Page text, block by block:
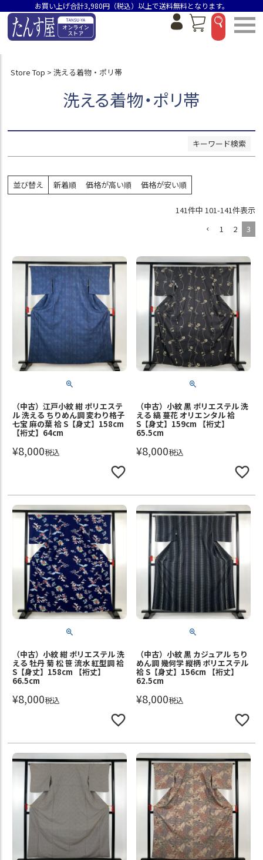
お買い上げ合計3,980円（税込）以上で送料無料となります。
Store Top 洗える着物・ポリ帯
洗える着物・ポリ帯
キーワード検索
並び順
価格が高い順
並び替え 新着順 価格が高い順 価格が安い順
141件中 101-141件表示
1
2 3
（中古）江戸小紋 紺 ポリエステ
ル 洗える ちりめん調 変わり格子
七宝 麻の葉 袷 S【身丈】158cm
【裄丈】64cm
¥8,000税込
（中古）小紋 黒 ポリエステル 洗
える 縞 蔓花 オリエンタル 袷
S【身丈】159cm 【裄丈】
65.5cm
¥8,000税込
（中古）小紋 紺 ポリエステル 洗
える 牡丹 菊 松 笹 流水 紅型調 袷
S【身丈】158cm 【裄丈】
66.5cm
¥8,000税込
（中古）小紋 黒 カジュアル ちり
めん調 幾何学 縦柄 ポリエステル
袷 S【身丈】156cm 【裄丈】
62.5cm
¥8,000税込